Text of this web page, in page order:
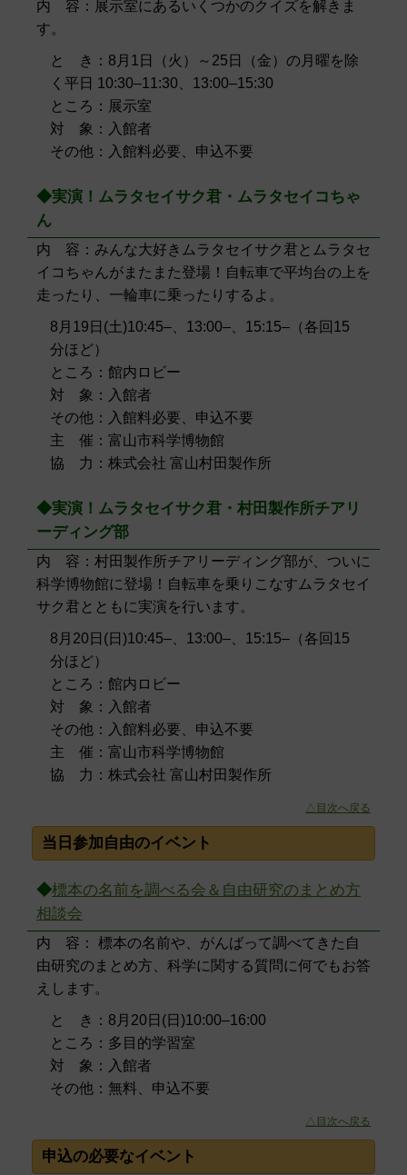
内 容：展示室にあるいくつかのクイズを解きま
す。
と き：8月1日（火）～25日（金）の月曜を除
く平日 10:30–11:30、13:00–15:30
ところ：展示室
対 象：入館者
その他：入館料必要、申込不要
◆実演！ムラタセイサク君・ムラタセイコちゃ
ん
内 容：みんな大好きムラタセイサク君とムラタセ
イコちゃんがまたまた登場！自転車で平均台の上を
走ったり、一輪車に乗ったりするよ。
8月19日(土)10:45–、13:00–、15:15–（各回15
分ほど）
ところ：館内ロビー
対 象：入館者
その他：入館料必要、申込不要
主 催：富山市科学博物館
協 力：株式会社 富山村田製作所
◆実演！ムラタセイサク君・村田製作所チアリ
ーディング部
内 容：村田製作所チアリーディング部が、ついに
科学博物館に登場！自転車を乗りこなすムラタセイ
サク君とともに実演を行います。
8月20日(日)10:45–、13:00–、15:15–（各回15
分ほど）
ところ：館内ロビー
対 象：入館者
その他：入館料必要、申込不要
主 催：富山市科学博物館
協 力：株式会社 富山村田製作所
△目次へ戻る
当日参加自由のイベント
◆標本の名前を調べる会＆自由研究のまとめ方
相談会
内 容： 標本の名前や、がんばって調べてきた自
由研究のまとめ方、科学に関する質問に何でもお答
えします。
と き：8月20日(日)10:00–16:00
ところ：多目的学習室
対 象：入館者
その他：無料、申込不要
△目次へ戻る
申込の必要なイベント